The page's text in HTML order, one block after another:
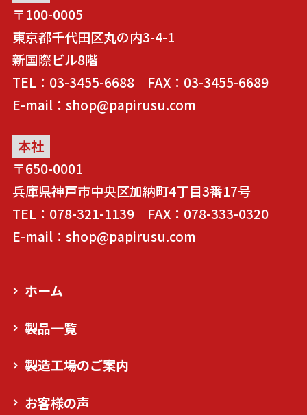
〒100-0005
東京都千代田区丸の内3-4-1
新国際ビル8階
TEL：03-3455-6688 FAX：03-3455-6689
E-mail：shop@papirusu.com
本社
〒650-0001
兵庫県神戸市中央区加納町4丁目3番17号
TEL：078-321-1139 FAX：078-333-0320
E-mail：shop@papirusu.com
ホーム
製品一覧
製造工場のご案内
お客様の声